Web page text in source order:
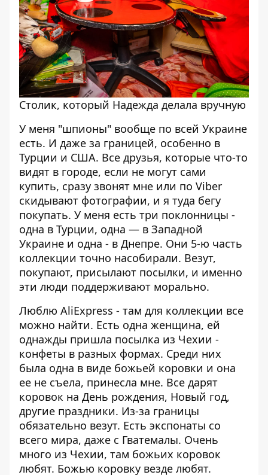
Столик, который Надежда делала вручную
У меня "шпионы" вообще по всей Украине
есть. И даже за границей, особенно в
Турции и США. Все друзья, которые что-то
видят в городе, если не могут сами
купить, сразу звонят мне или по Viber
скидывают фотографии, и я туда бегу
покупать. У меня есть три поклонницы -
одна в Турции, одна — в Западной
Украине и одна - в Днепре. Они 5-ю часть
коллекции точно насобирали. Везут,
покупают, присылают посылки, и именно
эти люди поддерживают морально.
Люблю AliExpress - там для коллекции все
можно найти. Есть одна женщина, ей
однажды пришла посылка из Чехии -
конфеты в разных формах. Среди них
была одна в виде божьей коровки и она
ее не съела, принесла мне. Все дарят
коровок на День рождения, Новый год,
другие праздники. Из-за границы
обязательно везут. Есть экспонаты со
всего мира, даже с Гватемалы. Очень
много из Чехии, там божьих коровок
любят. Божью коровку везде любят.